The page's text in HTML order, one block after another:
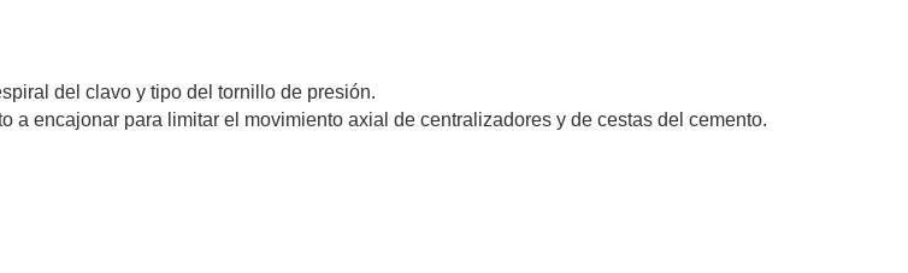
del clavo y tipo del tornillo de presión.
encajonar para limitar el movimiento axial de centralizadores y de cestas del cemento.